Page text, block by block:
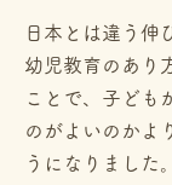
日本とは違う伸
幼児教育のあり
ことで、子ども
のがよいのかよ
うになりました。